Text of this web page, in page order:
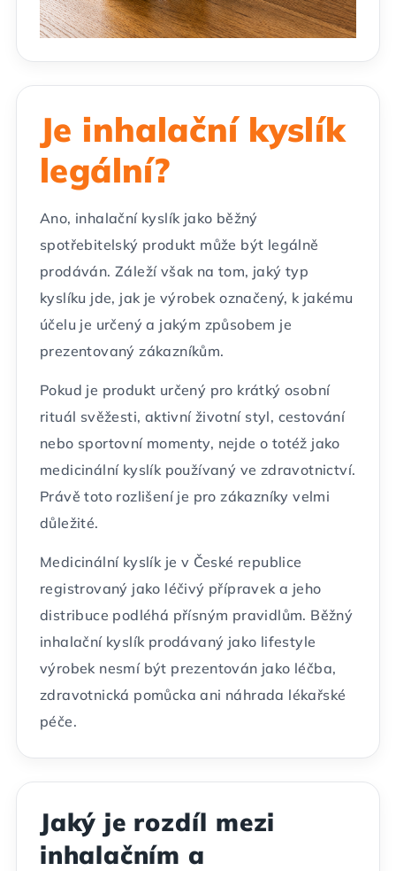
Je inhalační kyslík
legální?
Ano, inhalační kyslík jako běžný
spotřebitelský produkt může být legálně
prodáván. Záleží však na tom, jaký typ
kyslíku jde, jak je výrobek označený, k jakému
účelu je určený a jakým způsobem je
prezentovaný zákazníkům.
Pokud je produkt určený pro krátký osobní
rituál svěžesti, aktivní životní styl, cestování
nebo sportovní momenty, nejde o totéž jako
medicinální kyslík používaný ve zdravotnictví.
Právě toto rozlišení je pro zákazníky velmi
důležité.
Medicinální kyslík je v České republice
registrovaný jako léčivý přípravek a jeho
distribuce podléhá přísným pravidlům. Běžný
inhalační kyslík prodávaný jako lifestyle
výrobek nesmí být prezentován jako léčba,
zdravotnická pomůcka ani náhrada lékařské
péče.
Jaký je rozdíl mezi
inhalačním a